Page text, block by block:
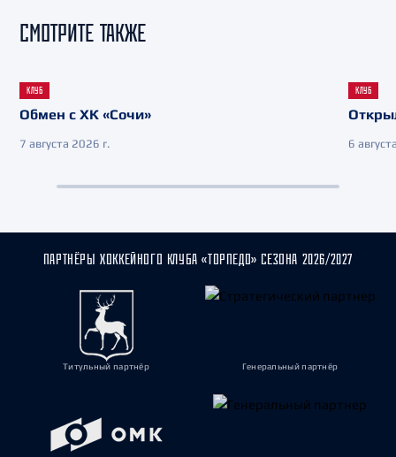
СМОТРИТЕ ТАКЖЕ
КЛУБ
Обмен с ХК «Сочи»
7 августа 2026 г.
КЛУБ
6
ПАРТНЁРЫ ХОККЕЙНОГО КЛУБА «ТОРПЕДО» СЕЗОНА 2026/2027
Титульный партнёр Генеральный партнёр